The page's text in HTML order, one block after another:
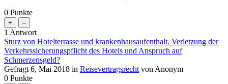
0 Punkte
1 Antwort
Sturz von Hotelterrasse und krankenhausaufenthalt. Verletzung der
Verkehrssicherungspflicht des Hotels und Anspruch auf
Schmerzensgeld?
Gefragt 6, Mai 2018 in Reisevertragsrecht von Anonym
0 Punkte